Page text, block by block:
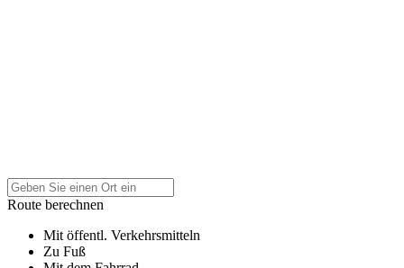
Route berechnen
Mit öffentl. Verkehrsmitteln
Zu Fuß